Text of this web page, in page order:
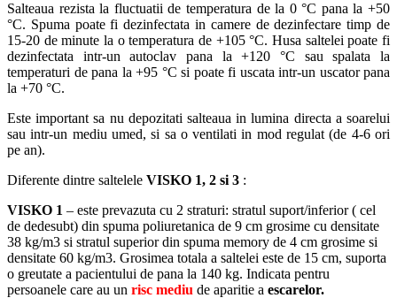
Salteaua rezista la fluctuatii de temperatura de la 0 °C pana la +50
°C. Spuma poate fi dezinfectata in camere de dezinfectare timp de
15-20 de minute la o temperatura de +105 °C. Husa saltelei poate fi
dezinfectata intr-un autoclav pana la +120 °C sau spalata la
temperaturi de pana la +95 °C si poate fi uscata intr-un uscator pana
la +70 °C.
Este important sa nu depozitati salteaua in lumina directa a soarelui
sau intr-un mediu umed, si sa o ventilati in mod regulat (de 4-6 ori
pe an).
Diferente dintre saltelele VISKO 1, 2 si 3 :
VISKO 1 – este prevazuta cu 2 straturi: stratul suport/inferior ( cel
de dedesubt) din spuma poliuretanica de 9 cm grosime cu densitate
38 kg/m3 si stratul superior din spuma memory de 4 cm grosime si
densitate 60 kg/m3. Grosimea totala a saltelei este de 15 cm, suporta
o greutate a pacientului de pana la 140 kg. Indicata pentru
persoanele care au un risc mediu de aparitie a escarelor.